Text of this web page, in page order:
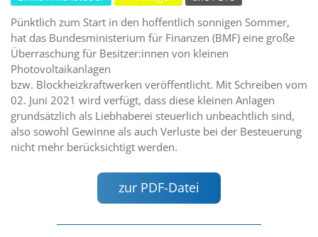
Pünktlich zum Start in den hoffentlich sonnigen Sommer,
hat das Bundesministerium für Finanzen (BMF) eine große
Überraschung für Besitzer:innen von kleinen
Photovoltaikanlagen
bzw. Blockheizkraftwerken veröffentlicht. Mit Schreiben vom
02. Juni 2021 wird verfügt, dass diese kleinen Anlagen
grundsätzlich als Liebhaberei steuerlich unbeachtlich sind,
also sowohl Gewinne als auch Verluste bei der Besteuerung
nicht mehr berücksichtigt werden.
zur PDF-Datei